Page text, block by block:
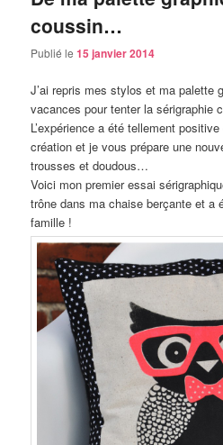
coussin…
Publié le15 janvier 2014
J’ai repris mes stylos et ma palette
vacances pour tenter la sérigraphie
L’expérience a été tellement
création et je vous prépare une
trousses et doudous…
Voici mon premier essai
trône dans ma chaise berçante et a
famille !